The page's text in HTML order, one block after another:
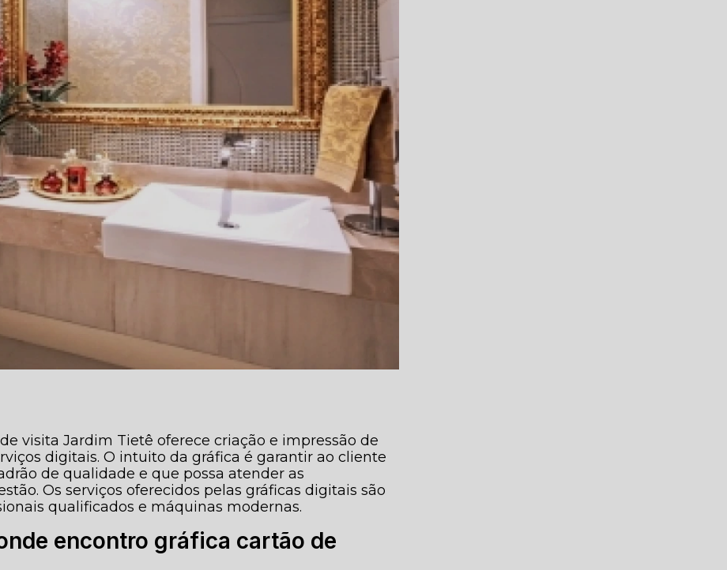
visita Jardim Tietê oferece criação e impressão de
digitais. O intuito da gráfica é garantir ao cliente
de qualidade e que possa atender as
Os serviços oferecidos pelas gráficas digitais são
qualificados e máquinas modernas.
encontro gráfica cartão de